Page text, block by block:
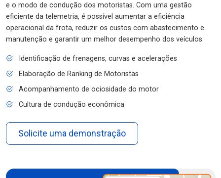
e o modo de condução dos motoristas. Com uma gestão
eficiente da telemetria, é possível aumentar a eficiência
operacional da frota, reduzir os custos com abastecimento e
manutenção e garantir um melhor desempenho dos veículos.
Identificação de frenagens, curvas e acelerações
Elaboração de Ranking de Motoristas
Acompanhamento de ociosidade do motor
Cultura de condução econômica
Solicite uma demonstração